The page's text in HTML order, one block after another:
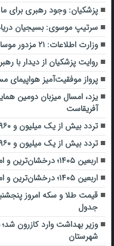
پزشکیان: وجود رهبری برای
سرتیپ موسوی: بسیجیان
وزارت اطلاعات: ۲۱ مزدور موساد و ۴ شرور مسلح در کرمان بازداشت شدند
روایت پزشکیان از دیدار با
پرواز موفقیت‌آمیز هواپیمای
یزد، امسال میزبان دومین
آفریقاست
تردد بیش از یک میلیون و ۹۶۰ هزار زائر از مرزهای خوزستان
تردد بیش از یک میلیون و ۹۶۰ هزار زائر از مرزهای خوزستان
اربعین ۱۴۰۵؛ درخشان‌ترین و امن‌ترین دوره در تاریخ تردد زائران
اربعین ۱۴۰۵؛ درخشان‌ترین و امن‌ترین دوره در تاریخ تردد زائران
جدول
وزیر بهداشت وارد کازرون
شهرستان